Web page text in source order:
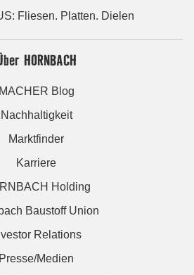
Fliesen. Platten. Dielen
HORNBACH
MACHER Blog
Nachhaltigkeit
Marktfinder
Karriere
Holding
Baustoff Union
Relations
Presse/Medien